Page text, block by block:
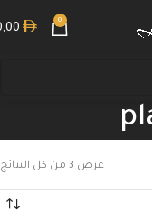
0
عرض ⁦3⁩ من كل النتائج